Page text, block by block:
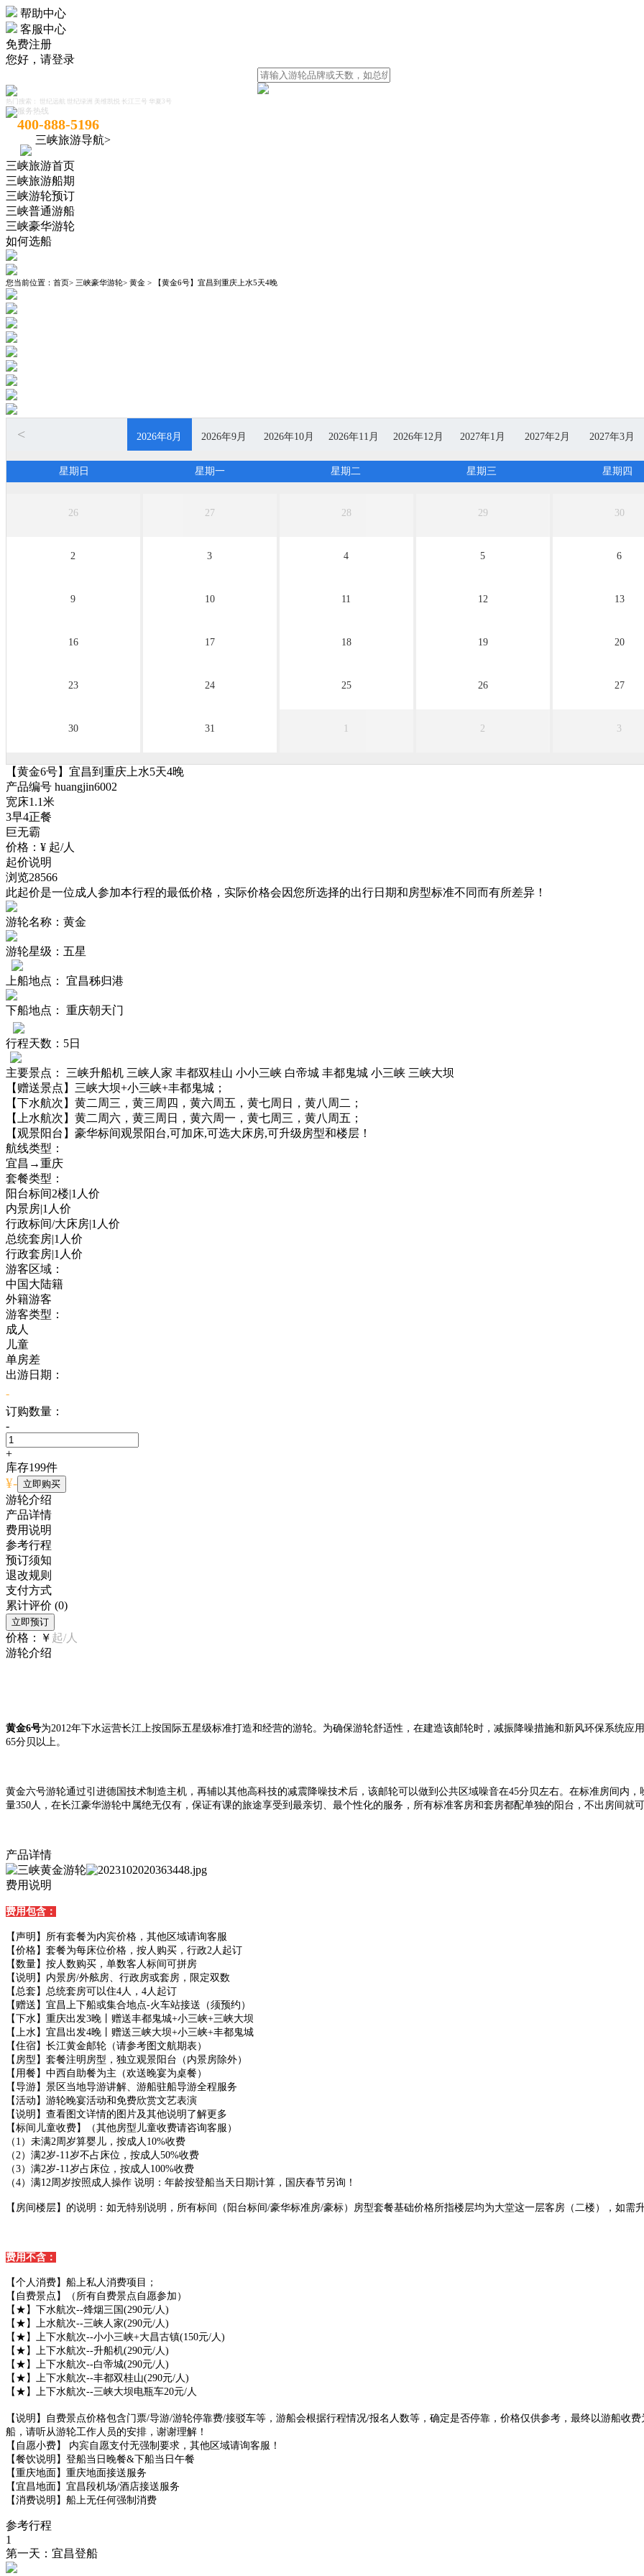
帮助中心
客服中心
免费注册
您好， 请登录
热门搜索： 世纪远航 世纪绿洲 美维凯悦 长江三号 华夏3号
服务热线
400-888-5196
三峡旅游导航>
三峡旅游首页
三峡旅游船期
三峡游轮预订
三峡普通游船
三峡豪华游轮
如何选船
您当前位置： 首页> 三峡豪华游轮> 黄金 > 【黄金6号】宜昌到重庆上水5天4晚
< 2026年8月 2026年9月 2026年10月 2026年11月 2026年12月 2027年1月 2027年2月 2027年3月
星期日 星期一 星期二 星期三 星期四
26 27 28 29 30
2 3 4 5 6
9 10 11 12 13
16 17 18 19 20
23 24 25 26 27
30 31 1 2 3
【黄金6号】宜昌到重庆上水5天4晚
产品编号 huangjin6002
宽床1.1米
3早4正餐
巨无霸
价格： ¥ 起/人
起价说明
浏览28566
此起价是一位成人参加本行程的最低价格，实际价格会因您所选择的出行日期和房型标准不同而有所差异！
游轮名称： 黄金
游轮星级： 五星
上船地点： 宜昌秭归港
下船地点： 重庆朝天门
行程天数： 5日
主要景点：
三峡升船机 三峡人家 丰都双桂山 小小三峡 白帝城 丰都鬼城 小三峡 三峡大坝
【赠送景点】 三峡大坝+小三峡+丰都鬼城；
【下水航次】 黄二周三，黄三周四，黄六周五，黄七周日，黄八周二；
【上水航次】 黄二周六，黄三周日，黄六周一，黄七周三，黄八周五；
【观景阳台】 豪华标间观景阳台,可加床,可选大床房,可升级房型和楼层！
航线类型：
宜昌→重庆
套餐类型：
阳台标间2楼|1人价
内景房|1人价
行政标间/大床房|1人价
总统套房|1人价
行政套房|1人价
游客区域：
中国大陆籍
外籍游客
游客类型：
成人
儿童
单房差
出游日期：
-
订购数量：
-
+
库存199件
¥- 立即购买
游轮介绍
产品详情
费用说明
参考行程
预订须知
退改规则
支付方式
累计评价 (0)
立即预订
价格： ￥ 起/人
游轮介绍
黄金6号为2012年下水运营长江上按国际五星级标准打造和经营的游轮。为确保游轮舒适性，在建造该邮轮时，减振降噪措施和新风环保系统
65分贝以上。
黄金六号游轮通过引进德国技术制造主机，再辅以其他高科技的减震降噪技术后，该邮轮可以做到公共区域噪音在45分贝左右。在标准房间内
量350人，在长江豪华游轮中属绝无仅有，保证有课的旅途享受到最亲切、最个性化的服务，所有标准客房和套房都配单独的阳台，不出房间就可
产品详情
费用说明
费用包含：
【声明】所有套餐为内宾价格，其他区域请询客服
【价格】套餐为每床位价格，按人购买，行政2人起订
【数量】按人数购买，单数客人标间可拼房
【说明】内景房/外舷房、行政房或套房，限定双数
【总套】总统套房可以住4人，4人起订
【赠送】宜昌上下船或集合地点-火车站接送（须预约）
【下水】重庆出发3晚丨赠送丰都鬼城+小三峡+三峡大坝
【上水】宜昌出发4晚丨赠送三峡大坝+小三峡+丰都鬼城
【住宿】长江黄金邮轮（请参考图文航期表）
【房型】套餐注明房型，独立观景阳台（内景房除外）
【用餐】中西自助餐为主（欢送晚宴为桌餐）
【导游】景区当地导游讲解、游船驻船导游全程服务
【活动】游轮晚宴活动和免费欣赏文艺表演
【说明】查看图文详情的图片及其他说明了解更多
【标间儿童收费】（其他房型儿童收费请咨询客服）
（1）未满2周岁算婴儿，按成人10%收费
（2）满2岁-11岁不占床位，按成人50%收费
（3）满2岁-11岁占床位，按成人100%收费
（4）满12周岁按照成人操作 说明：年龄按登船当天日期计算，国庆春节另询！
【房间楼层】的说明：如无特别说明，所有标间（阳台标间/豪华标准房/豪标）房型套餐基础价格所指楼层均为大堂这一层客房（二楼），如需
费用不含：
【个人消费】船上私人消费项目；
【自费景点】（所有自费景点自愿参加）
【★】下水航次--烽烟三国(290元/人)
【★】上水航次--三峡人家(290元/人)
【★】上下水航次--小小三峡+大昌古镇(150元/人)
【★】上下水航次--升船机(290元/人)
【★】上下水航次--白帝城(290元/人)
【★】上下水航次--丰都双桂山(290元/人)
【★】上下水航次--三峡大坝电瓶车20元/人
【说明】自费景点价格包含门票/导游/游轮停靠费/接驳车等，游船会根据行程情况/报名人数等，确定是否停靠，价格仅供参考，最终以游船收
船，请听从游轮工作人员的安排，谢谢理解！
【自愿小费】 内宾自愿支付无强制要求，其他区域请询客服！
【餐饮说明】登船当日晚餐&下船当日午餐
【重庆地面】重庆地面接送服务
【宜昌地面】宜昌段机场/酒店接送服务
【消费说明】船上无任何强制消费
参考行程
1
第一天：宜昌登船